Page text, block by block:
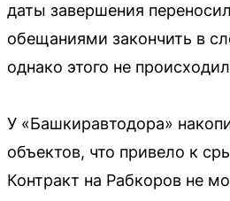
даты завершения
обещаниями закончить в
однако этого не
У «Башкиравтодора»
объектов, что привело к
Контракт на Рабкоров не